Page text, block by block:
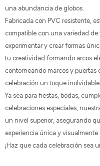
una abundancia de globos.
Fabricada con PVC resistente,
compatible con una variedad
experimentar y crear formas
tu creatividad formando arcos
contorneando marcos y puertas
celebración un toque inolvidable.
Ya sea para fiestas, bodas,
celebraciones especiales,
un nivel superior, asegurando
experiencia única y visualmente
¡Haz que cada celebración sea